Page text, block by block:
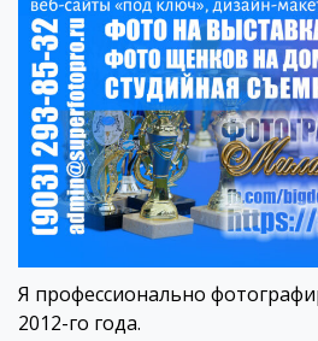
Я профессионально
2012-го года.